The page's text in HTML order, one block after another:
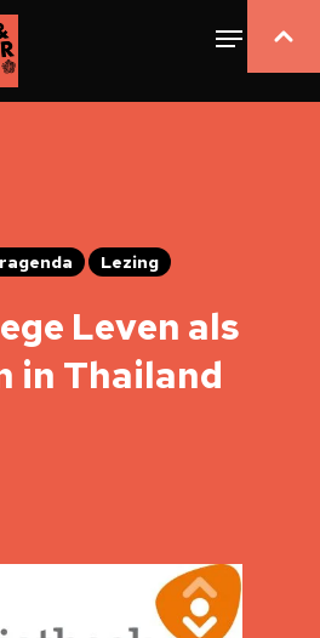
Lezing
Leven als
in Thailand